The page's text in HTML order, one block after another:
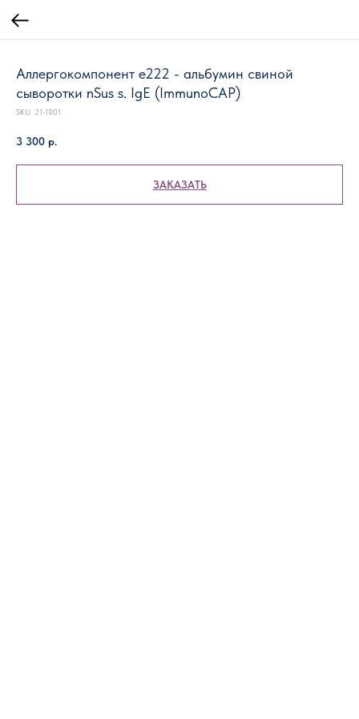
Аллергокомпонент e222 - альбумин свиной
сыворотки nSus s. IgE (ImmunoCAP)
SKU: 21-1001
3 300 р.
ЗАКАЗАТЬ